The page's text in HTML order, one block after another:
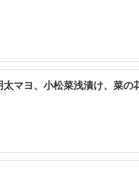
マヨ、小松菜浅漬け、菜の